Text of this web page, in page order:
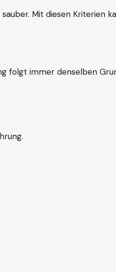
Mit diesen Kriterien
folgt immer denselben